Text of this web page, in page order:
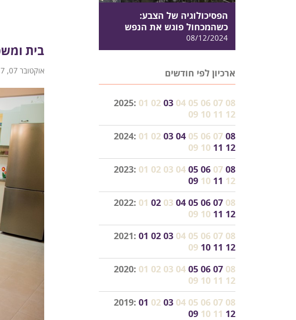
בית
אוקטובר 07, 2017 / נועם דוייב
הפסיכולוגיה של הצבע:
כשהמכחול פוגש את הנפש
08/12/2024
ארכיון לפי חודשים
2025: 01 02 03 04 05 06 07 08
09 10 11 12
2024: 01 02 03 04 05 06 07 08
09 10 11 12
2023: 01 02 03 04 05 06 07 08
09 10 11 12
2022: 01 02 03 04 05 06 07 08
09 10 11 12
2021: 01 02 03 04 05 06 07 08
09 10 11 12
2020: 01 02 03 04 05 06 07 08
09 10 11 12
2019: 01 02 03 04 05 06 07 08
09 10 11 12